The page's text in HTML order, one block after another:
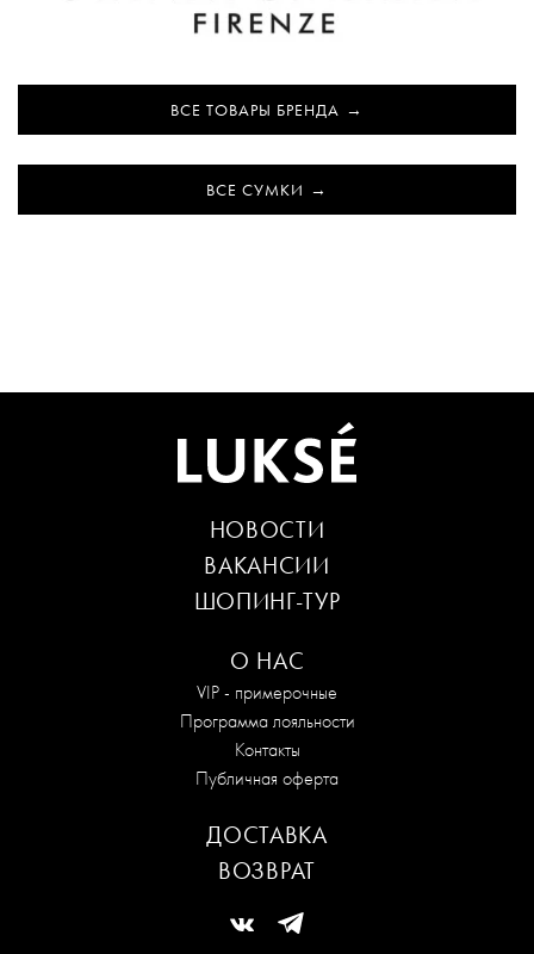
ВСЕ ТОВАРЫ БРЕНДА
ВСЕ СУМКИ
О НАС
VIP - примерочные
Программа лояльности
Контакты
Публичная оферта
НОВОСТИ
ВАКАНСИИ
ШОПИНГ-ТУР
ДОСТАВКА
ВОЗВРАТ